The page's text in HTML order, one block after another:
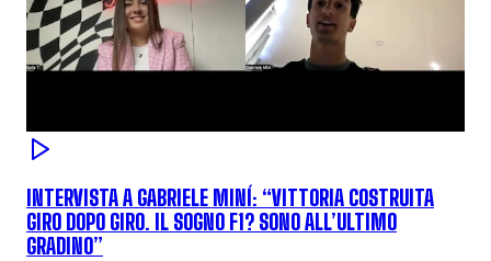
INTERVISTA A GABRIELE MINÍ: “VITTORIA COSTRUITA
GIRO DOPO GIRO. IL SOGNO F1? SONO ALL’ULTIMO
GRADINO”